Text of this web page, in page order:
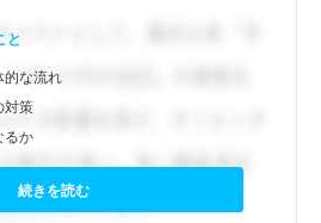
と
的な流れ
対策
るか
続きを読む